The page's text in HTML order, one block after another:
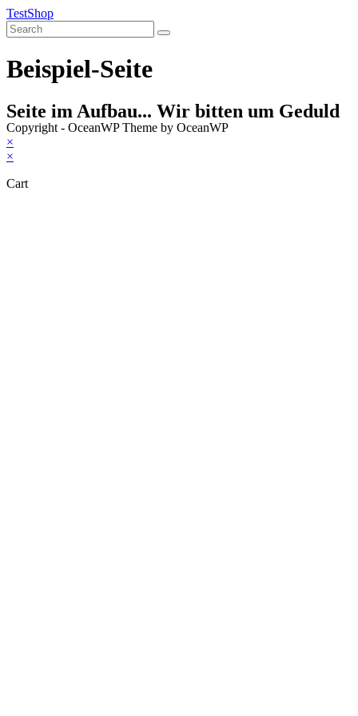
Skip
to
content
TestShop
Beispiel-Seite
Seite im Aufbau... Wir bitten um Geduld
Copyright - OceanWP Theme by OceanWP
×
×
Cart